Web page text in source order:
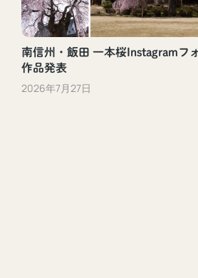
南信州・飯田 一本桜Instagramフ
作品発表
2026年7月27日